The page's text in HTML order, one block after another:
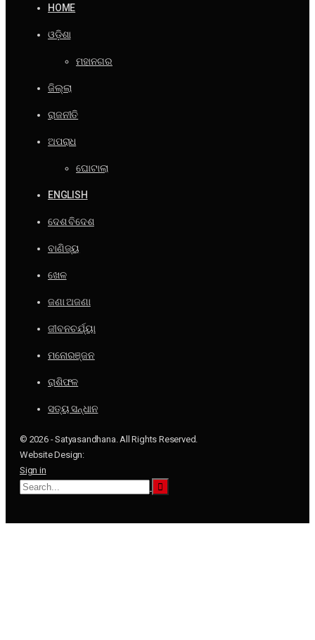
HOME
ଓଡ଼ିଶା
ମହାନଗର
ଜିଲ୍ଲା
ରାଜନୀତି
ଅପରାଧ
ଘୋଟାଲା
ENGLISH
ଦେଶ ବିଦେଶ
ବାଣିଜ୍ୟ
ଖେଳ
ଜଣା ଅଜଣା
ଜୀବନଚର୍ଯ୍ୟା
ମନୋରଞ୍ଜନ
ରାଶିଫଳ
ସତ୍ୟ ସନ୍ଧାନ
© 2026 - Satyasandhana. All Rights Reserved.
Website Design:
Sign in